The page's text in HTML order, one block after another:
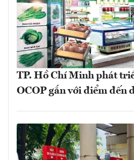
TP. Hồ Chí Minh phát
OCOP gắn với điểm đến